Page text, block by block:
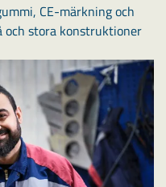
CE-märkning och
och stora konstruktioner